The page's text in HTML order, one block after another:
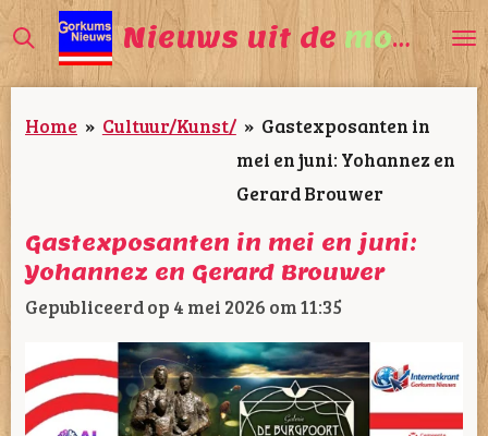
Ga
direct
naar
de
Nieuws uit de mooiste
Home » Cultuur/Kunst/ » Gastexposanten in
mei en juni: Yohannez en
Gerard Brouwer
Gastexposanten in mei en juni:
Yohannez en Gerard Brouwer
Gepubliceerd op 4 mei 2026 om 11:35